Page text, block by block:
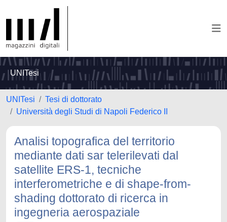
UNITesi
UNITesi
Tesi di dottorato
Università degli Studi di Napoli Federico II
Analisi topografica del territorio
mediante dati sar telerilevati dal
satellite ERS-1, tecniche
interferometriche e di shape-from-
shading dottorato di ricerca in
ingegneria aerospaziale